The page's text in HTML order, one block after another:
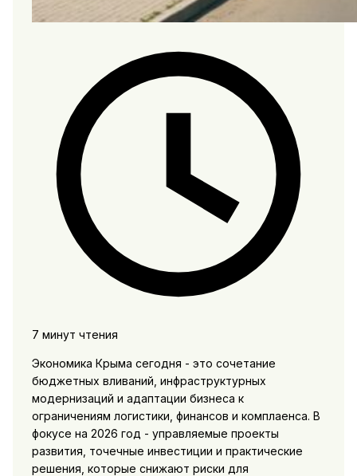
7 минут чтения
Экономика Крыма сегодня - это сочетание
бюджетных вливаний, инфраструктурных
модернизаций и адаптации бизнеса к
ограничениям логистики, финансов и комплаенса. В
фокусе на 2026 год - управляемые проекты
развития, точечные инвестиции и практические
решения, которые снижают риски для